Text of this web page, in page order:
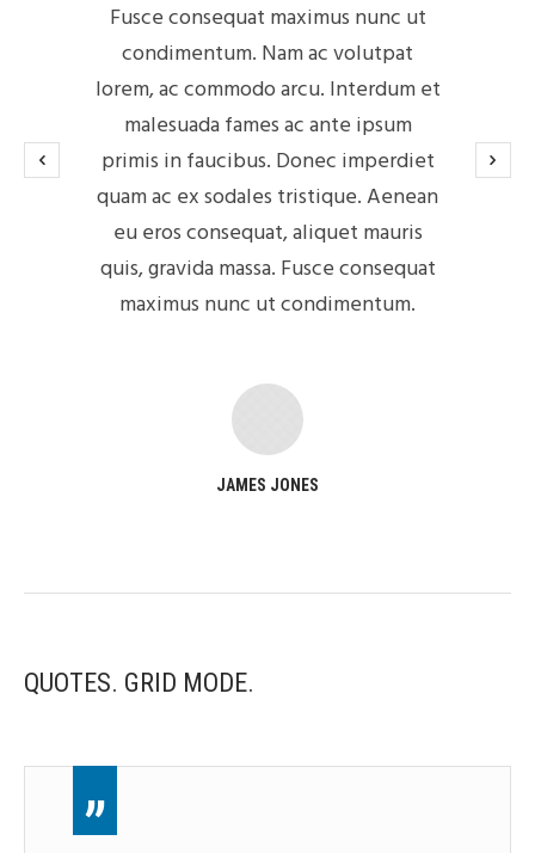
Fusce consequat maximus nunc ut
condimentum. Nam ac volutpat
lorem, ac commodo arcu. Interdum et
malesuada fames ac ante ipsum
primis in faucibus. Donec imperdiet
quam ac ex sodales tristique. Aenean
eu eros consequat, aliquet mauris
quis, gravida massa. Fusce consequat
maximus nunc ut condimentum.
JAMES JONES
QUOTES. GRID MODE.